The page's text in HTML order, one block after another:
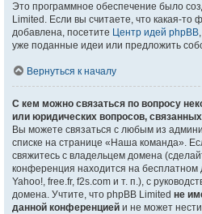
Это программное обеспечение было
Limited. Если вы считаете, что какая-то
добавлена, посетите Центр идей phpBB
уже поданные идеи или предложить
Вернуться к началу
С кем можно связаться по вопросу
или юридических вопросов,
Вы можете связаться с любым из
списке на странице «Наша команда».
свяжитесь с владельцем домена
конференция находится на
Yahoo!, free.fr, f2s.com и т. п.), с
домена. Учтите, что phpBB Limited не
данной конференцией и не может